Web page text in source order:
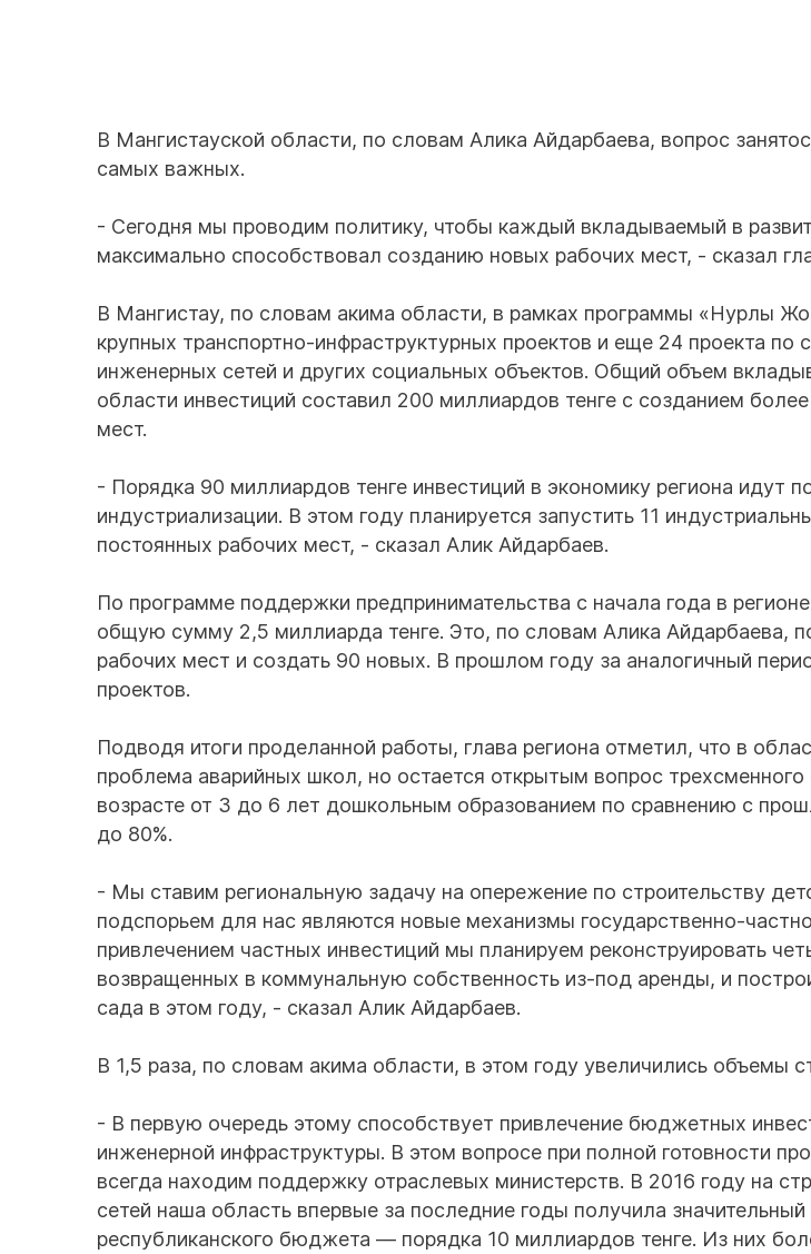
В Мангистауской области, по словам Алика Айдарбаева, вопрос
самых важных.
- Сегодня мы проводим политику, чтобы каждый вкладываемый в
максимально способствовал созданию новых рабочих мест, - сказал
В Мангистау, по словам акима области, в рамках программы «Нурлы
крупных транспортно-инфраструктурных проектов и еще 24 проекта по
инженерных сетей и других социальных объектов. Общий объем
области инвестиций составил 200 миллиардов тенге с созданием
мест.
- Порядка 90 миллиардов тенге инвестиций в экономику региона идут
индустриализации. В этом году планируется запустить 11
постоянных рабочих мест, - сказал Алик Айдарбаев.
По программе поддержки предпринимательства с начала года в
общую сумму 2,5 миллиарда тенге. Это, по словам Алика Айдарбаева,
рабочих мест и создать 90 новых. В прошлом году за аналогичный
проектов.
Подводя итоги проделанной работы, глава региона отметил, что в
проблема аварийных школ, но остается открытым вопрос трехсменного
возрасте от 3 до 6 лет дошкольным образованием по сравнению с
до 80%.
- Мы ставим региональную задачу на опережение по строительству
подспорьем для нас являются новые механизмы государственно-
привлечением частных инвестиций мы планируем реконструировать
возвращенных в коммунальную собственность из-под аренды, и
сада в этом году, - сказал Алик Айдарбаев.
В 1,5 раза, по словам акима области, в этом году увеличились объемы
- В первую очередь этому способствует привлечение бюджетных
инженерной инфраструктуры. В этом вопросе при полной готовности
всегда находим поддержку отраслевых министерств. В 2016 году на
сетей наша область впервые за последние годы получила
республиканского бюджета — порядка 10 миллиардов тенге. Из них